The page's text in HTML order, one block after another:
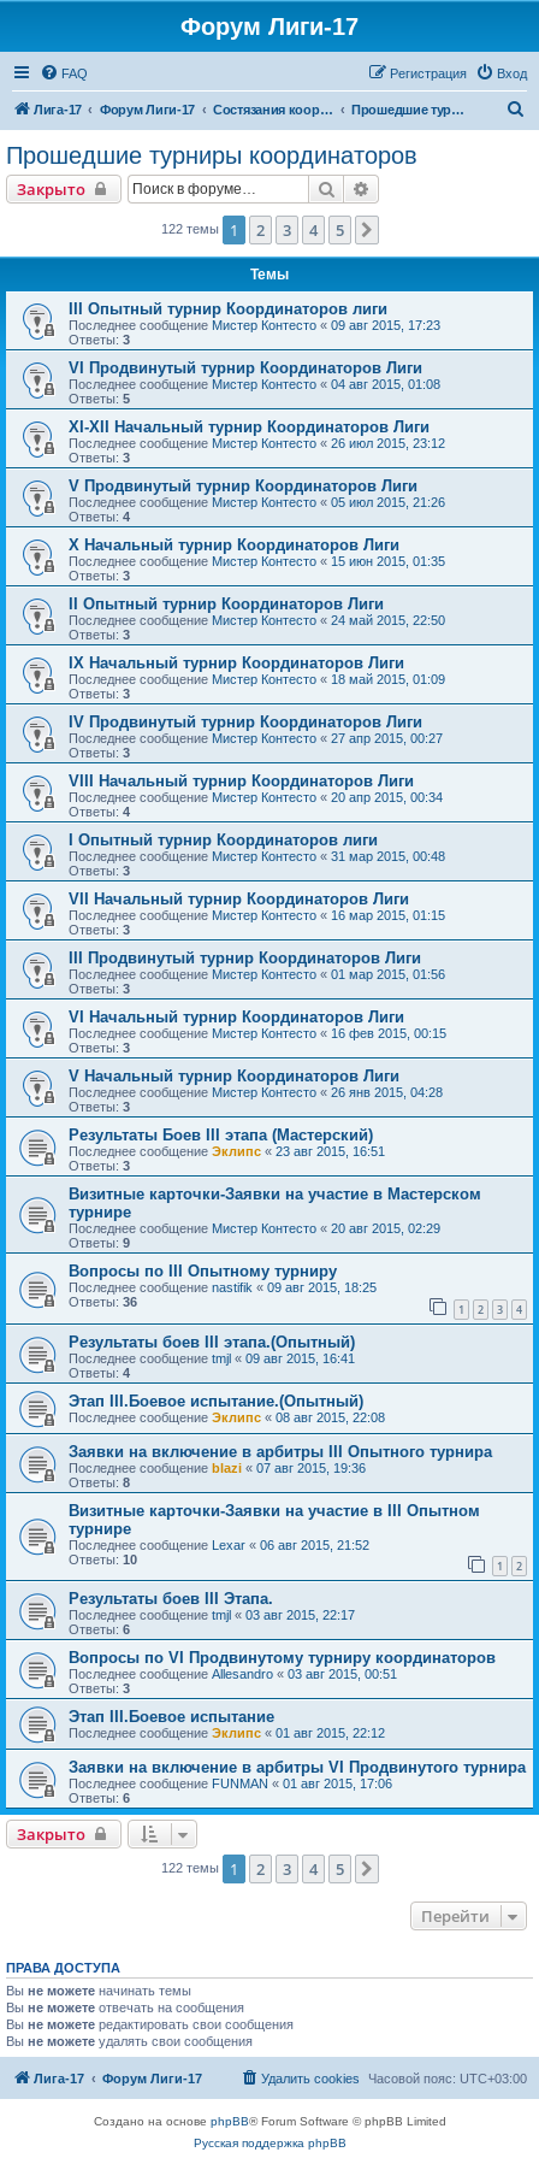
Форум Лиги-17
FAQ Вход
Регистрация
Лига-17 Форум Лиги-17 Состязания координаторов Прошедшие турниры координаторов
Прошедшие турниры координаторов
Закрыто Поиск
122 темы 1 2 3 4 5
Темы
III Опытный турнир Координаторов лиги
Последнее сообщение Мистер Контесто « 09 авг 2015, 17:23
Ответы: 3
VI Продвинутый турнир Координаторов Лиги
Последнее сообщение Мистер Контесто « 04 авг 2015, 01:08
Ответы: 5
XI-XII Начальный турнир Координаторов Лиги
Последнее сообщение Мистер Контесто « 26 июл 2015, 23:12
Ответы: 3
V Продвинутый турнир Координаторов Лиги
Последнее сообщение Мистер Контесто « 05 июл 2015, 21:26
Ответы: 4
X Начальный турнир Координаторов Лиги
Последнее сообщение Мистер Контесто « 15 июн 2015, 01:35
Ответы: 3
II Опытный турнир Координаторов Лиги
Последнее сообщение Мистер Контесто « 24 май 2015, 22:50
Ответы: 3
IX Начальный турнир Координаторов Лиги
Последнее сообщение Мистер Контесто « 18 май 2015, 01:09
Ответы: 3
IV Продвинутый турнир Координаторов Лиги
Последнее сообщение Мистер Контесто « 27 апр 2015, 00:27
Ответы: 3
VIII Начальный турнир Координаторов Лиги
Последнее сообщение Мистер Контесто « 20 апр 2015, 00:34
Ответы: 4
I Опытный турнир Координаторов лиги
Последнее сообщение Мистер Контесто « 31 мар 2015, 00:48
Ответы: 3
VII Начальный турнир Координаторов Лиги
Последнее сообщение Мистер Контесто « 16 мар 2015, 01:15
Ответы: 3
III Продвинутый турнир Координаторов Лиги
Последнее сообщение Мистер Контесто « 01 мар 2015, 01:56
Ответы: 3
VI Начальный турнир Координаторов Лиги
Последнее сообщение Мистер Контесто « 16 фев 2015, 00:15
Ответы: 3
V Начальный турнир Координаторов Лиги
Последнее сообщение Мистер Контесто « 26 янв 2015, 04:28
Ответы: 3
Результаты Боев III этапа (Мастерский)
Последнее сообщение Эклипс « 23 авг 2015, 16:51
Ответы: 3
Визитные карточки-Заявки на участие в Мастерском
турнире
Последнее сообщение Мистер Контесто « 20 авг 2015, 02:29
Ответы: 9
Вопросы по III Опытному турниру
Последнее сообщение nastifik « 09 авг 2015, 18:25
Ответы: 36 1 2 3 4
Результаты боев III этапа.(Опытный)
Последнее сообщение tmjl « 09 авг 2015, 16:41
Ответы: 4
Этап III.Боевое испытание.(Опытный)
Последнее сообщение Эклипс « 08 авг 2015, 22:08
Заявки на включение в арбитры III Опытного турнира
Последнее сообщение blazi « 07 авг 2015, 19:36
Ответы: 8
Визитные карточки-Заявки на участие в III Опытном
турнире
Последнее сообщение Lexar « 06 авг 2015, 21:52
Ответы: 10 1 2
Результаты боев III Этапа.
Последнее сообщение tmjl « 03 авг 2015, 22:17
Ответы: 6
Вопросы по VI Продвинутому турниру координаторов
Последнее сообщение Allesandro « 03 авг 2015, 00:51
Ответы: 3
Этап III.Боевое испытание
Последнее сообщение Эклипс « 01 авг 2015, 22:12
Заявки на включение в арбитры VI Продвинутого турнира
Последнее сообщение FUNMAN « 01 авг 2015, 17:06
Ответы: 6
Закрыто
122 темы 1 2 3 4 5
Перейти
ПРАВА ДОСТУПА
Вы не можете начинать темы
Вы не можете отвечать на сообщения
Вы не можете редактировать свои сообщения
Вы не можете удалять свои сообщения
Лига-17 Форум Лиги-17 Часовой пояс: UTC+03:00
Удалить cookies
Создано на основе phpBB® Forum Software © phpBB Limited
Русская поддержка phpBB